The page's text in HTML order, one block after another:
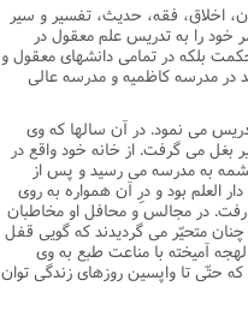
اخلاق، فقه، حدیث، تفسیر و سیر
خود را به تدریس علم معقول در
بلکه در تمامى دانشهاى معقول و
مدرسه کاظمیه و مدرسه عالى
مى نمود. در آن سالها که وى
بغل مى گرفت. از خانه خود واقع در
به مدرسه مى رسید و پس از
العلم بود و درِ آن همواره به روى
در مجالس و محافل او مخاطبان
متحیّر مى گردیدند که گویى قفل
آمیخته با مناعت طبع به وى
حتّى تا واپسین روزهاى زندگى توان